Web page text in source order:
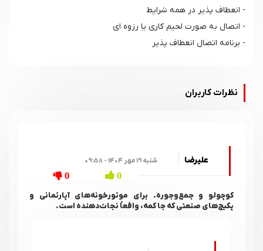
- انعطاف پذیر در همه شرایط
- اتصال به صورت لحیم کاری یا رزوه ای
- برنامه اتصال انعطاف پذیر
نظرات کاربران
علیرضا شنبه 19 مهر 1404 - 09:58
0
0
کوچولو و جمع‌وجوره. برای موتورخونه‌های آپارتمانی و
پکیج‌های صنعتی که جا کمه، واقعاً نجات‌دهنده است.